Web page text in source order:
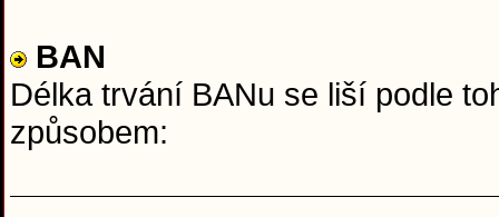
BAN
Délka trvání BANu se liší podle
způsobem: